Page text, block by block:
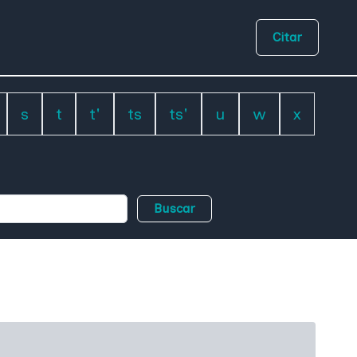
Citar
s t t' ts ts' u w x
Buscar